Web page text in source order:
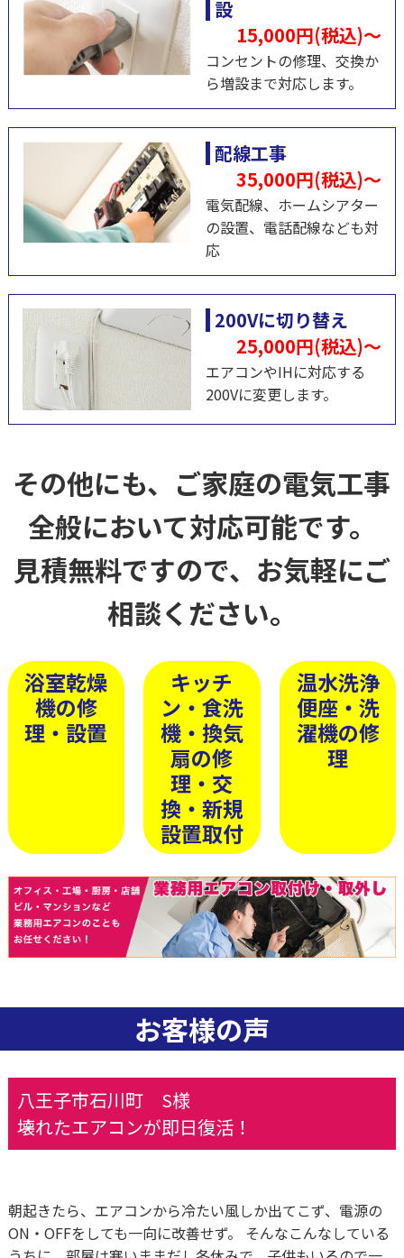
設
15,000円(税込)～
コンセントの修理、交換か
ら増設まで対応します。
配線工事
35,000円(税込)～
電気配線、ホームシアター
の設置、電話配線なども対
応
200Vに切り替え
25,000円(税込)～
エアコンやIHに対応する
200Vに変更します。
その他にも、ご家庭の電気工事
全般において対応可能です。
見積無料ですので、お気軽にご
相談ください。
浴室乾燥
機の修
理・設置
キッチ
ン・食洗
機・換気
扇の修
理・交
換・新規
設置取付
温水洗浄
便座・洗
濯機の修
理
お客様の声
八王子市石川町 S様
壊れたエアコンが即日復活！
朝起きたら、エアコンから冷たい風しか出てこず、電源の
ON・OFFをしても一向に改善せず。 そんなこんなしている